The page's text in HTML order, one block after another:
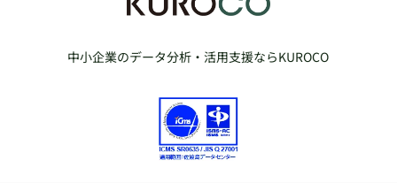
中小企業のデータ分析・活用支援ならKUROCO